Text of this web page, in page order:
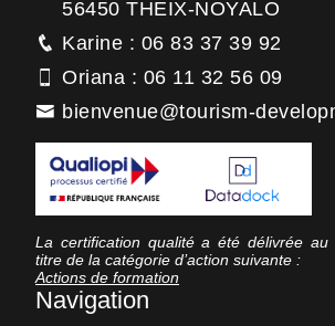
56450 THEIX-NOYALO
Karine : 06 83 37 39 92
Oriana : 06 11 32 56 09
bienvenue@tourism-
La certification qualité a été délivrée au
titre de la catégorie d’action suivante :
Actions de formation
Navigation